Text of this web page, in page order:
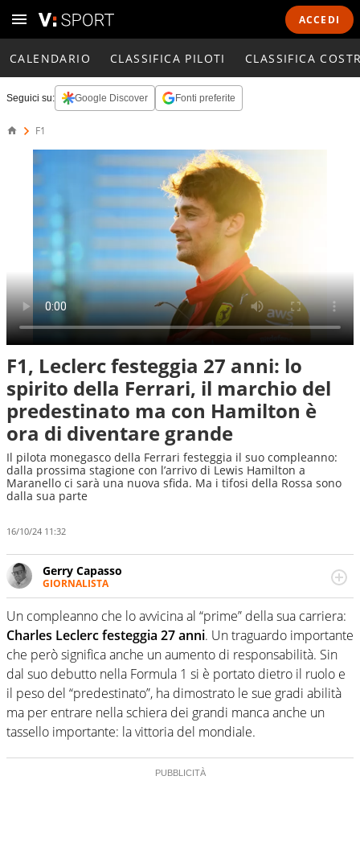
ACCEDI
CALENDARIO CLASSIFICA PILOTI CLASSIFICA
Seguici su: Google Discover Fonti preferite
F1
F1, Leclerc festeggia 27 anni: lo
spirito della Ferrari, il marchio del
predestinato ma con Hamilton è
ora di diventare grande
Il pilota monegasco della Ferrari festeggia il suo compleanno:
dalla prossima stagione con l’arrivo di Lewis Hamilton a
Maranello ci sarà una nuova sfida. Ma i tifosi della Rossa sono
dalla sua parte
16/10/24 11:32
Gerry Capasso
GIORNALISTA
Per lui gli sport americani non hanno segreti: basket,
football, baseball e la capacità innata di trovare la notizia
dove altri non vedono granché
Un compleanno che lo avvicina al “prime” della sua carriera:
Charles Leclerc festeggia 27 anni. Un traguardo importante
che però significa anche un aumento di responsabilità. Sin
dal suo debutto nella Formula 1 si è portato dietro il ruolo e
il peso del “predestinato”, ha dimostrato le sue gradi abilità
ma per entrare nella schiera dei grandi manca anche un
tassello importante: la vittoria del mondiale.